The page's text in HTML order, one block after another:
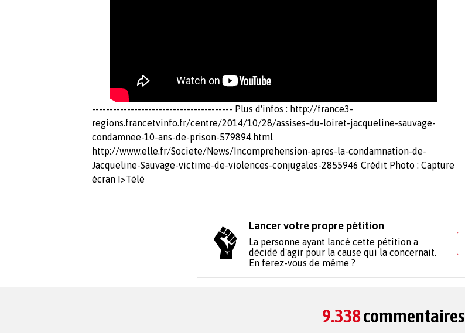
---------------------------------------- Plus d'infos : http://france3-
regions.francetvinfo.fr/centre/2014/10/28/assises-du-loiret-jacqueline-sauvage-
condamnee-10-ans-de-prison-579894.html
http://www.elle.fr/Societe/News/Incomprehension-apres-la-condamnation-de-
Jacqueline-Sauvage-victime-de-violences-conjugales-2855946 Crédit Photo : Capture
écran I>Télé
Lancer votre propre pétition
La personne ayant lancé cette pétition a
décidé d'agir pour la cause qui la concernait.
En ferez-vous de même ?
9.338commentaires